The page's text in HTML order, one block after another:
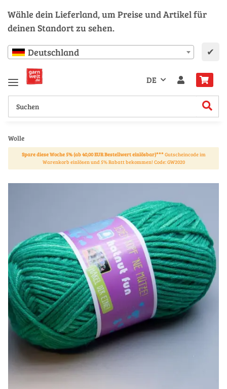
Wähle dein Lieferland, um Preise und Artikel für
deinen Standort zu sehen.
Deutschland ✔
DE
Wolle
Spare diese Woche 5% (ab 40,00 EUR Bestellwert einlösbar)***Gutscheincode im
Warenkorb einlösen und 5% Rabatt bekommen! Code: GW2020